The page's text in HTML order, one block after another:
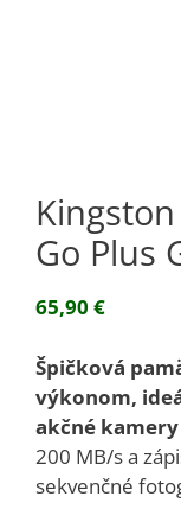
Go Plus
65,90 €
Špičková
výkonom,
akčné
200 MB/s a
sekvenčné